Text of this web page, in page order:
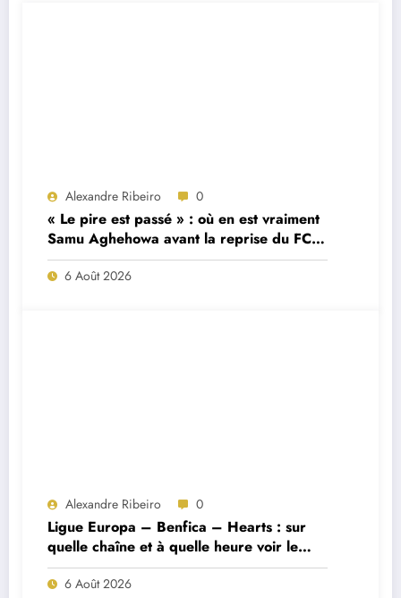
Alexandre Ribeiro 0
« Le pire est passé » : où en est vraiment
Samu Aghehowa avant la reprise du FC
Porto ?
6 Août 2026
Alexandre Ribeiro 0
Ligue Europa – Benfica – Hearts : sur
quelle chaîne et à quelle heure voir le
match ?
6 Août 2026